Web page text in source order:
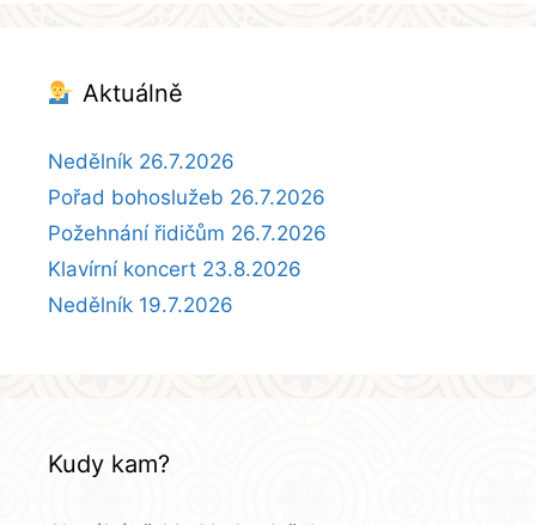
Aktuálně
Nedělník 26.7.2026
Pořad bohoslužeb 26.7.2026
Požehnání řidičům 26.7.2026
Klavírní koncert 23.8.2026
Nedělník 19.7.2026
Kudy kam?